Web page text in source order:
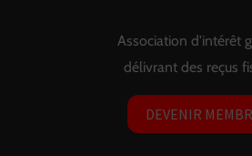
Association d'intérêt
délivrant des reçus
DEVENIR